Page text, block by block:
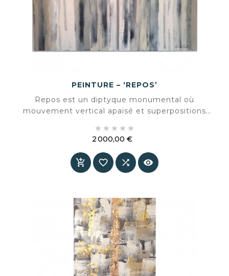
PEINTURE – ‘REPOS’
Repos est un diptyque monumental où
mouvement vertical apaisé et superpositions
équilibrée. Une œuvre qui dégage sérénité et
force à la fois.
    
2 000,00 €
   